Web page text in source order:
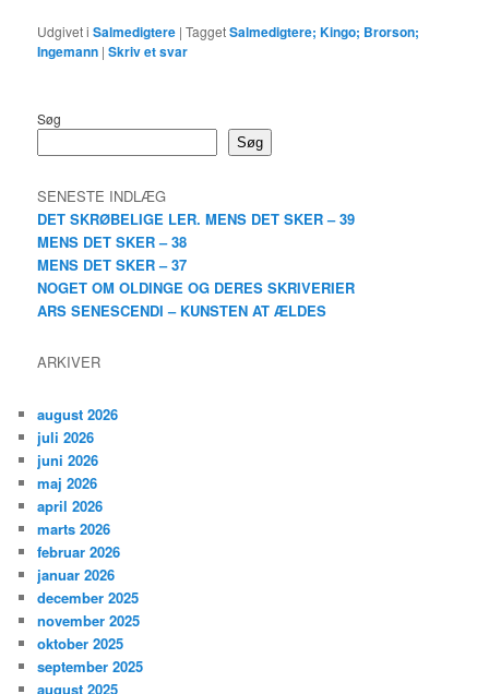
Udgivet i Salmedigtere |TaggetSalmedigtere; Kingo; Brorson;
Ingemann |Skriv et svar
Søg
Søg
SENESTE INDLÆG
DET SKRØBELIGE LER. MENS DET SKER – 39
MENS DET SKER – 38
MENS DET SKER – 37
NOGET OM OLDINGE OG DERES SKRIVERIER
ARS SENESCENDI – KUNSTEN AT ÆLDES
ARKIVER
august 2026
juli 2026
juni 2026
maj 2026
april 2026
marts 2026
februar 2026
januar 2026
december 2025
november 2025
oktober 2025
september 2025
august 2025